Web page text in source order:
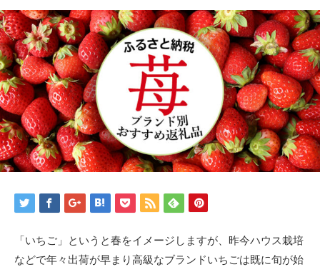
「いちご」というと春をイメージしますが、昨今ハウス栽培
などで年々出荷が早まり高級なブランドいちごは既に旬が始